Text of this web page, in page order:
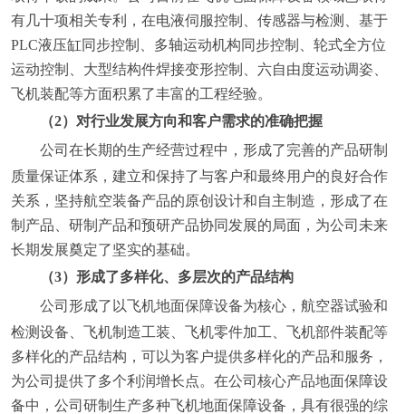
有几十项相关专利，在电液伺服控制、传感器与检测、基于
PLC液压缸同步控制、多轴运动机构同步控制、轮式全方位
运动控制、大型结构件焊接变形控制、六自由度运动调姿、
飞机装配等方面积累了丰富的工程经验。
（2）对行业发展方向和客户需求的准确把握
公司 在长期的生产经营过程中，形成了完善的产品研制
质量保证体系，建立和保持了与客户和最终用户的良好合作
关系，坚持航空装备产品的原创设计和自主制造，形成了在
制产品、研制产品和预研产品协同发展的局面，为公司未来
长期发展奠定了坚实的基础。
（3）形成了多样化、多层次的产品结构
公司 形成了以飞机地面保障设备为核心，航空器试验和
检测设备、飞机制造工装、飞机零件加工、飞机部件装配等
多样化的产品结构，可以为客户提供多样化的产品和服务，
为公司提供了多个利润增长点。在公司核心产品地面保障设
备中，公司研制生产多种飞机地面保障设备，具有很强的综